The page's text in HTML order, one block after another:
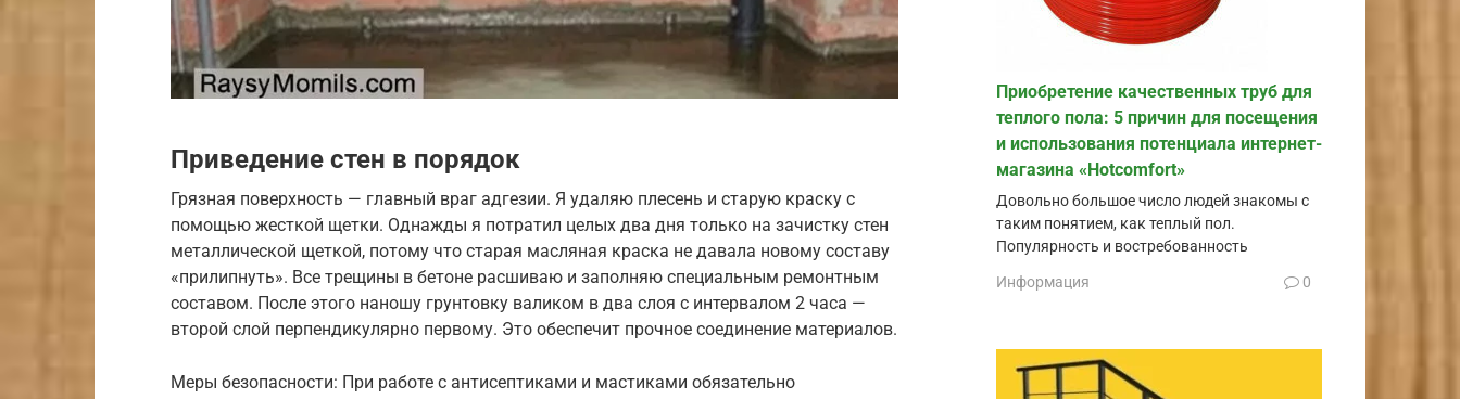
Приведение стен в порядок
Грязная поверхность — главный враг адгезии. Я удаляю плесень и старую краску с
помощью жесткой щетки. Однажды я потратил целых два дня только на зачистку стен
металлической щеткой, потому что старая масляная краска не давала новому составу
«прилипнуть». Все трещины в бетоне расшиваю и заполняю специальным ремонтным
составом. После этого наношу грунтовку валиком в два слоя с интервалом 2 часа —
второй слой перпендикулярно первому. Это обеспечит прочное соединение материалов.
Меры безопасности: При работе с антисептиками и мастиками обязательно
Приобретение качественных труб для
теплого пола: 5 причин для посещения
и использования потенциала интернет-
магазина «Hotcomfort»
Довольно большое число людей знакомы с
таким понятием, как теплый пол.
Популярность и востребованность
Информация 0